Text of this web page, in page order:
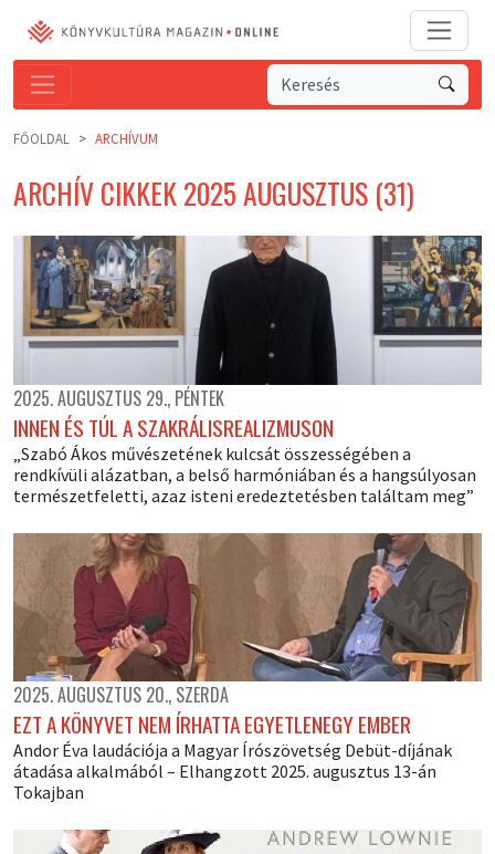
FŐOLDAL ARCHÍVUM
ARCHÍV CIKKEK 2025 AUGUSZTUS (31)
2025. AUGUSZTUS 29., PÉNTEK
INNEN ÉS TÚL A SZAKRÁLISREALIZMUSON
„Szabó Ákos művészetének kulcsát összességében a
rendkívüli alázatban, a belső harmóniában és a hangsúlyosan
természetfeletti, azaz isteni eredeztetésben találtam meg”
2025. AUGUSZTUS 20., SZERDA
EZT A KÖNYVET NEM ÍRHATTA EGYETLENEGY EMBER
Andor Éva laudációja a Magyar Írószövetség Debüt-díjának
átadása alkalmából – Elhangzott 2025. augusztus 13-án
Tokajban